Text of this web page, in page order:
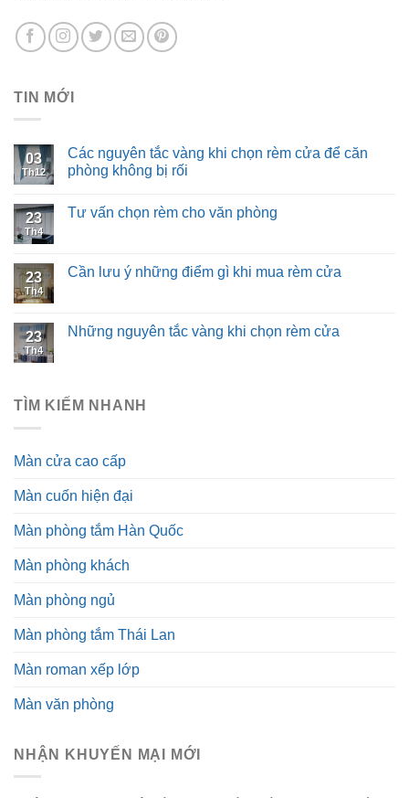
TIN MỚI
03
Th12
Các nguyên tắc vàng khi chọn rèm cửa để căn
phòng không bị rối
23
Th4
Tư vấn chọn rèm cho văn phòng
23
Th4
Cần lưu ý những điểm gì khi mua rèm cửa
23
Th4
Những nguyên tắc vàng khi chọn rèm cửa
TÌM KIẾM NHANH
Màn cửa cao cấp
Màn cuốn hiện đại
Màn phòng tắm Hàn Quốc
Màn phòng khách
Màn phòng ngủ
Màn phòng tắm Thái Lan
Màn roman xếp lớp
Màn văn phòng
NHẬN KHUYẾN MẠI MỚI